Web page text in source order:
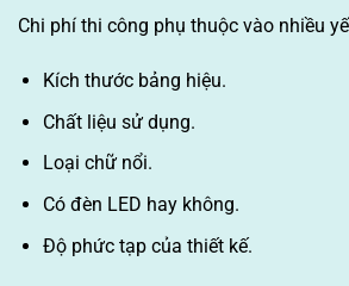
Chi phí thi công phụ thuộc vào nhiều
Kích thước bảng hiệu.
Chất liệu sử dụng.
Loại chữ nổi.
Có đèn LED hay không.
Độ phức tạp của thiết kế.